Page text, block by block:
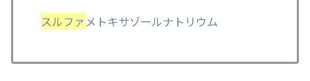
スルファメトキサゾールナトリウム